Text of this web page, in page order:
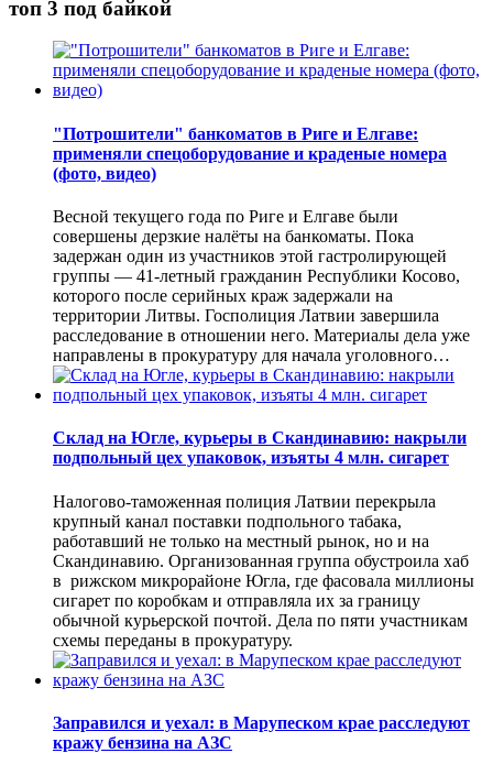
топ 3 под байкой
"Потрошители" банкоматов в Риге и Елгаве:
применяли спецоборудование и краденые номера
(фото, видео)
Весной текущего года по Риге и Елгаве были
совершены дерзкие налёты на банкоматы. Пока
задержан один из участников этой гастролирующей
группы — 41-летный гражданин Республики Косово,
которого после серийных краж задержали на
территории Литвы. Госполиция Латвии завершила
расследование в отношении него. Материалы дела уже
направлены в прокуратуру для начала уголовного…
Склад на Югле, курьеры в Скандинавию: накрыли
подпольный цех упаковок, изъяты 4 млн. сигарет
Налогово-таможенная полиция Латвии перекрыла
крупный канал поставки подпольного табака,
работавший не только на местный рынок, но и на
Скандинавию. Организованная группа обустроила хаб
в рижском микрорайоне Югла, где фасовала миллионы
сигарет по коробкам и отправляла их за границу
обычной курьерской почтой. Дела по пяти участникам
схемы переданы в прокуратуру.
Заправился и уехал: в Марупеском крае расследуют
кражу бензина на АЗС